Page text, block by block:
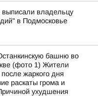
владельцу
в Подмосковье
башню во
(фото 1) Жители
жаркого дня
раскаты грома и
ухудшения